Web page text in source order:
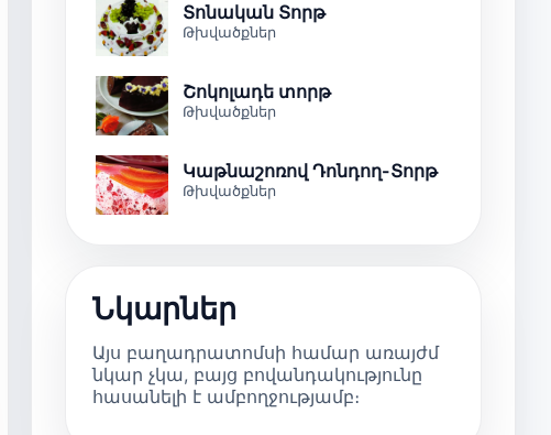
Տոնական Տորթ
Թխվածքներ
Շոկոլադե տորթ
Թխվածքներ
Կաթնաշոռով Դոնդող-Տորթ
Թխվածքներ
Նկարներ
Այս բաղադրատոմսի համար առայժմ
նկար չկա, բայց բովանդակությունը
հասանելի է ամբողջությամբ։